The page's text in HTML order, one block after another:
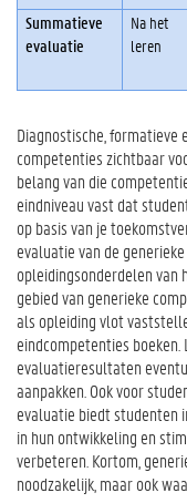
.
G
a
u
e
e
l
o
p
b
o
u
w
e
n
v
a
n
g
Summatieve
evaluatie
Na het
leren
Diagnostische, formatieve
competenties zichtbaar
belang van die
eindniveau vast dat
op basis van je
evaluatie van de
opleidingsonderdelen van
gebied van generieke
als opleiding vlot
eindcompetenties boeken.
evaluatieresultaten
aanpakken. Ook voor
evaluatie biedt studenten
in hun ontwikkeling en
verbeteren. Kortom,
noodzakelijk, maar ook